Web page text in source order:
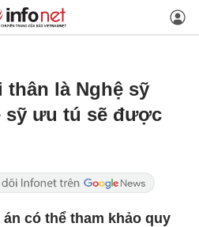
là Nghệ sỹ
sỹ ưu tú sẽ được
có thể tham khảo quy